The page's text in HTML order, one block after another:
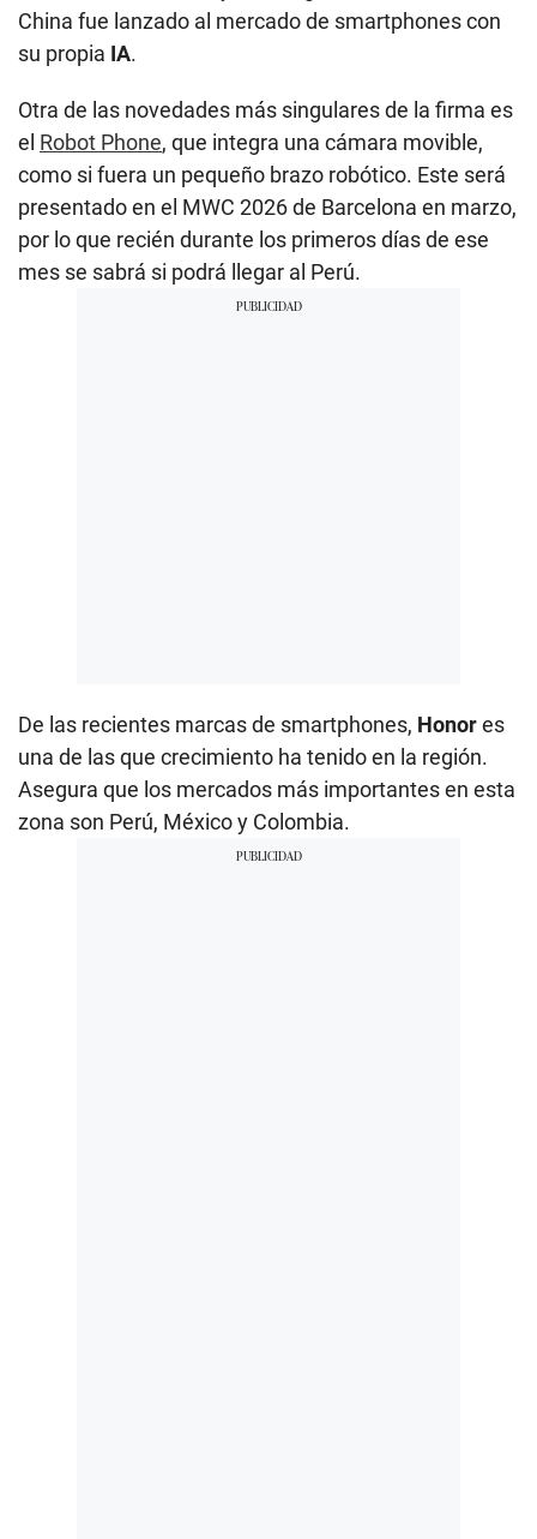
China fue lanzado al mercado de smartphones con
su propia IA.
Otra de las novedades más singulares de la firma es
el Robot Phone, que integra una cámara movible,
como si fuera un pequeño brazo robótico. Este será
presentado en el MWC 2026 de Barcelona en marzo,
por lo que recién durante los primeros días de ese
mes se sabrá si podrá llegar al Perú.
De las recientes marcas de smartphones, Honores
una de las que crecimiento ha tenido en la región.
Asegura que los mercados más importantes en esta
zona son Perú, México y Colombia.